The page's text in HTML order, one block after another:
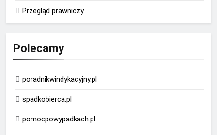
Przegląd prawniczy
Polecamy
poradnikwindykacyjny.pl
spadkobierca.pl
pomocpowypadkach.pl